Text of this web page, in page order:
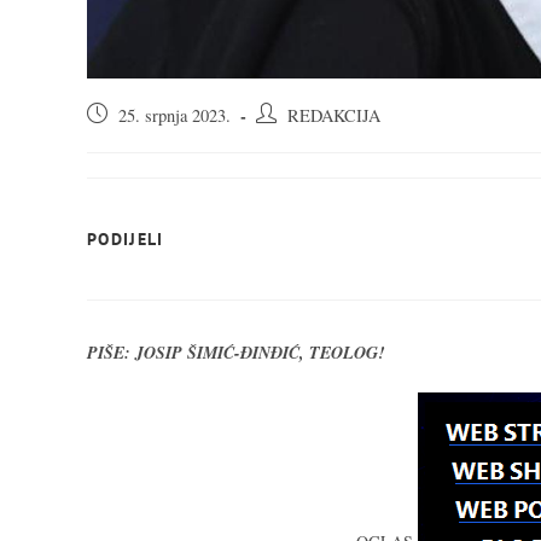
Objava25. srpnja 2023.
AutorREDAKCIJA
PODIJELI
PIŠE: JOSIP ŠIMIĆ-ĐINĐIĆ, TEOLOG!